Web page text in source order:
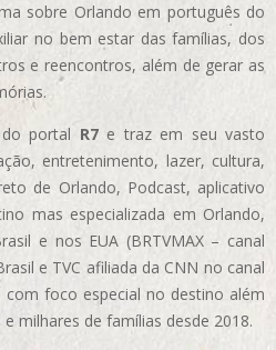
sobre Orlando em português do
no bem estar das famílias, dos
e reencontros, além de gerar as
portal R7e traz em seu vasto
entretenimento, lazer, cultura,
de Orlando, Podcast, aplicativo
mas especializada em Orlando,
e nos EUA (BRTVMAX – canal
e TVC afiliada da CNN no canal
foco especial no destino além
milhares de famílias desde 2018.